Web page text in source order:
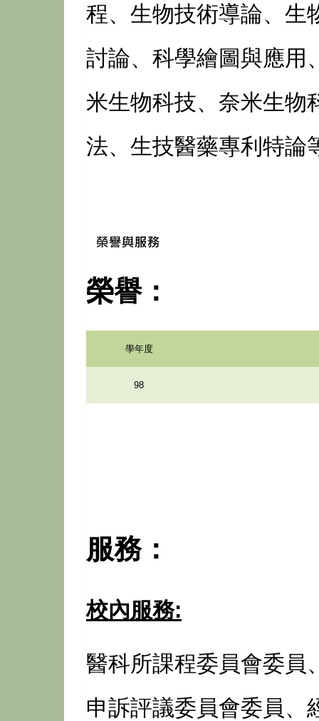
程、生物技術導論、生
討論、科學繪圖與應用
米生物科技、奈米生物
法、生技醫藥專利特論
榮譽：
學年度
98
服務：
校內服務:
醫科所課程委員會委員
申訴評議委員會委員、